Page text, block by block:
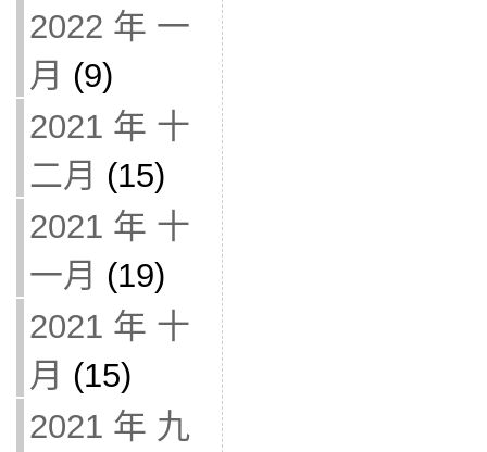
2022 年 一
月 (9)
2021 年 十
二月 (15)
2021 年 十
一月 (19)
2021 年 十
月 (15)
2021 年 九